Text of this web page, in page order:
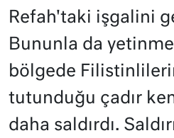
Refah'taki işgalini
Bununla da
bölgede
tutunduğu çadır
daha saldırdı.